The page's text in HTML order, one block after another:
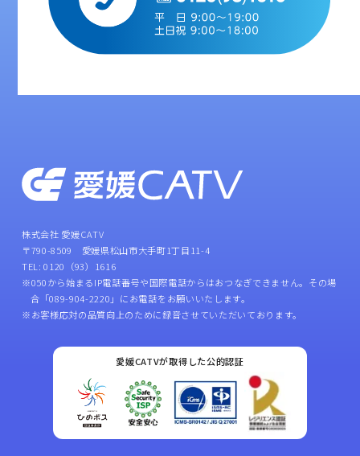
株式会社 愛媛CATV
〒790-8509 愛媛県松山市大手町1丁目11-4
TEL: 0120（93）1616
※050から始まるIP電話番号や国際電話からはおつなぎできません。その場
合「089-904-2220」にお電話をお願いいたします。
※お客様応対の品質向上のために録音させていただいております。
愛媛CATVが取得した公的認証